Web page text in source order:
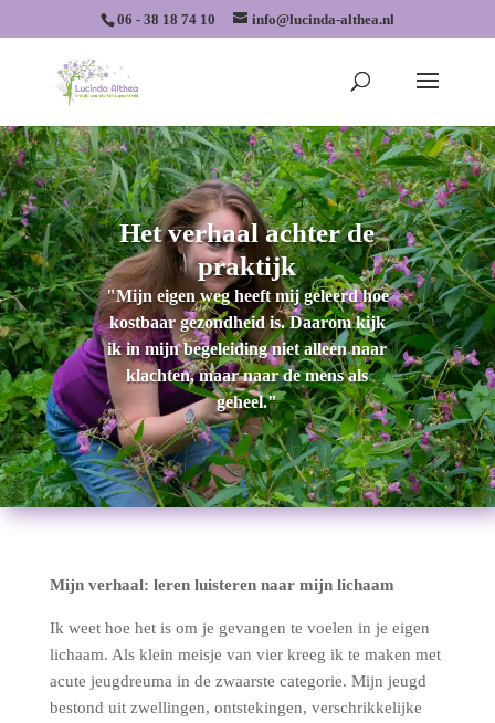
06 - 38 18 74 10 info@lucinda-althea.nl
Het verhaal achter de
praktijk
"Mijn eigen weg heeft mij geleerd hoe
kostbaar gezondheid is. Daarom kijk
ik in mijn begeleiding niet alleen naar
klachten, maar naar de mens als
geheel."
Mijn verhaal: leren luisteren naar mijn lichaam
Ik weet hoe het is om je gevangen te voelen in je eigen
lichaam. Als klein meisje van vier kreeg ik te maken met
acute jeugdreuma in de zwaarste categorie. Mijn jeugd
bestond uit zwellingen, ontstekingen, verschrikkelijke